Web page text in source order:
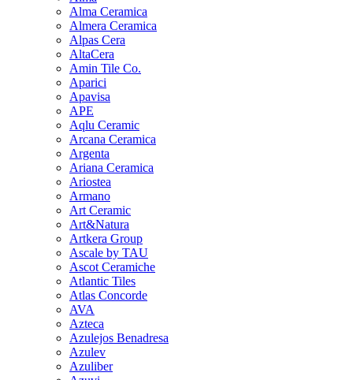
Alma Ceramica
Almera Ceramica
Alpas Cera
AltaCera
Amin Tile Co.
Aparici
Apavisa
APE
Aqlu Ceramic
Arcana Ceramica
Argenta
Ariana Ceramica
Ariostea
Armano
Art Ceramic
Art&Natura
Artkera Group
Ascale by TAU
Ascot Ceramiche
Atlantic Tiles
Atlas Concorde
AVA
Azteca
Azulejos Benadresa
Azulev
Azuliber